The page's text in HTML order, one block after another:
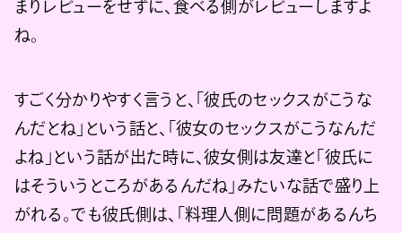
まりレビューをせずに、食べる側がレビューしますよ
ね。
すごく分かりやすく言うと、「彼氏のセックスがこうな
んだとね」という話と、「彼女のセックスがこうなんだ
よね」という話が出た時に、彼女側は友達と「彼氏に
はそういうところがあるんだね」みたいな話で盛り上
がれる。でも彼氏側は、「料理人側に問題があるんち